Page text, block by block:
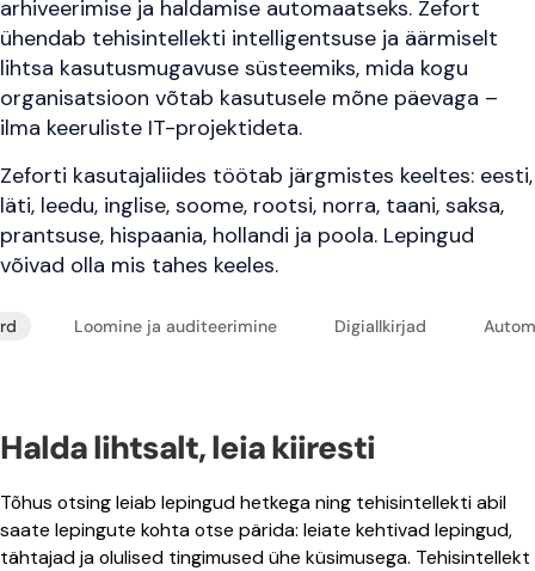
arhiveerimise ja haldamise automaatseks. Zefort
ühendab tehisintellekti intelligentsuse ja äärmiselt
lihtsa kasutusmugavuse süsteemiks, mida kogu
organisatsioon võtab kasutusele mõne päevaga –
ilma keeruliste IT-projektideta.
Zeforti kasutajaliides töötab järgmistes keeltes: eesti,
läti, leedu, inglise, soome, rootsi, norra, taani, saksa,
prantsuse, hispaania, hollandi ja poola. Lepingud
võivad olla mis tahes keeles.
Loomine ja auditeerimine Digiallkirjad
Halda lihtsalt, leia kiiresti
Tõhus otsing leiab lepingud hetkega ning tehisintellekti abil
saate lepingute kohta otse pärida: leiate kehtivad lepingud,
tähtajad ja olulised tingimused ühe küsimusega. Tehisintellekt